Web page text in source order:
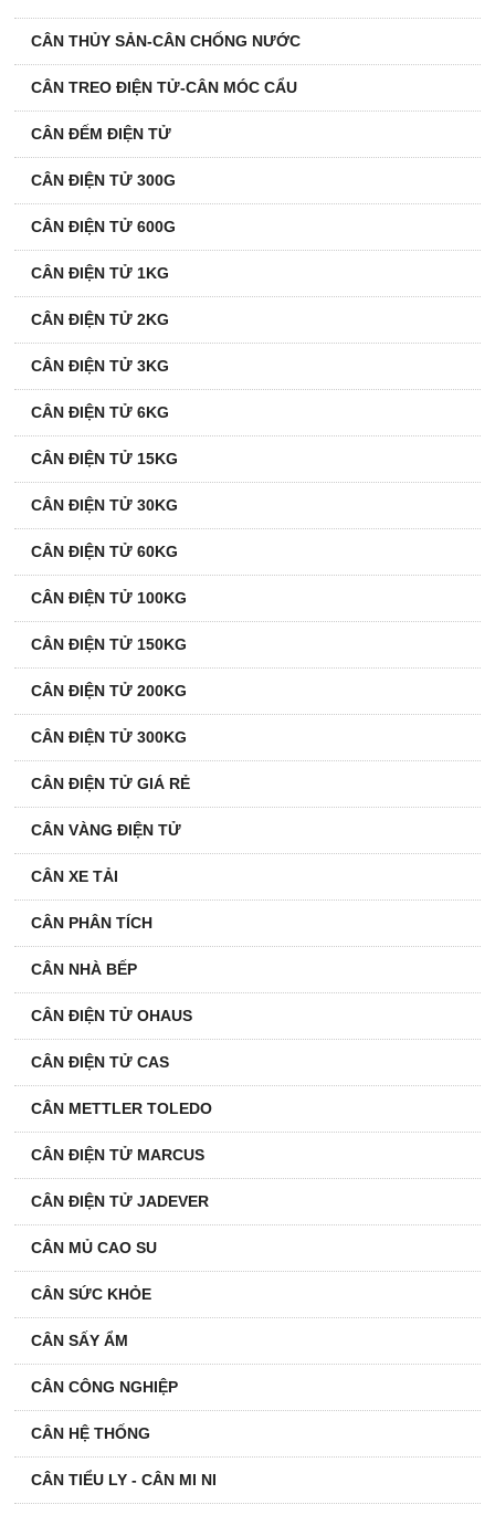
CÂN THỦY SẢN-CÂN CHỐNG NƯỚC
CÂN TREO ĐIỆN TỬ-CÂN MÓC CẨU
CÂN ĐẾM ĐIỆN TỬ
CÂN ĐIỆN TỬ 300G
CÂN ĐIỆN TỬ 600G
CÂN ĐIỆN TỬ 1KG
CÂN ĐIỆN TỬ 2KG
CÂN ĐIỆN TỬ 3KG
CÂN ĐIỆN TỬ 6KG
CÂN ĐIỆN TỬ 15KG
CÂN ĐIỆN TỬ 30KG
CÂN ĐIỆN TỬ 60KG
CÂN ĐIỆN TỬ 100KG
CÂN ĐIỆN TỬ 150KG
CÂN ĐIỆN TỬ 200KG
CÂN ĐIỆN TỬ 300KG
CÂN ĐIỆN TỬ GIÁ RẺ
CÂN VÀNG ĐIỆN TỬ
CÂN XE TẢI
CÂN PHÂN TÍCH
CÂN NHÀ BẾP
CÂN ĐIỆN TỬ OHAUS
CÂN ĐIỆN TỬ CAS
CÂN METTLER TOLEDO
CÂN ĐIỆN TỬ MARCUS
CÂN ĐIỆN TỬ JADEVER
CÂN MỦ CAO SU
CÂN SỨC KHỎE
CÂN SẤY ẨM
CÂN CÔNG NGHIỆP
CÂN HỆ THỐNG
CÂN TIỂU LY - CÂN MI NI